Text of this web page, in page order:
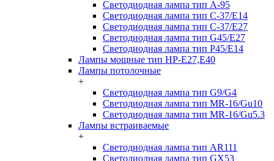
Светодиодная лампа тип A-95
Светодиодная лампа тип C-37/Е14
Светодиодная лампа тип C-37/Е27
Светодиодная лампа тип G45/E27
Светодиодная лампа тип P45/E14
Лампы мощные тип HP-E27,E40
Лампы потолочные
+
Светодиодная лампа тип G9/G4
Светодиодная лампа тип MR-16/Gu10
Светодиодная лампа тип MR-16/Gu5.3
Лампы встраиваемые
+
Светодиодная лампа тип AR111
Светодиодная лампа тип GX53